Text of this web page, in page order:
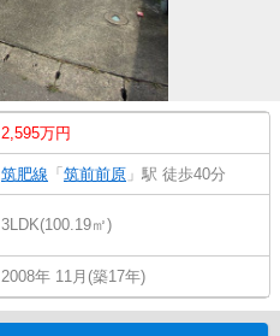
2,595万円
筑肥線 「 筑前前原 」駅 徒歩40分
3LDK(100.19㎡)
2008年 11月(築17年)